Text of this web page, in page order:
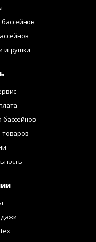
игрушки
бассейнов
товаров